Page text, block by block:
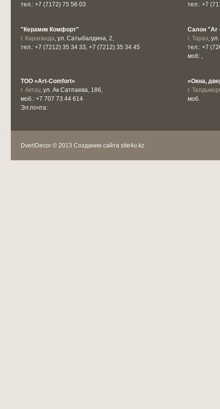
тел.: +7 (7172) 75 56 03
тел.: +7
"Керамик Комфорт"
г. Караганда , ул. Сатыбалдина, 2,
тел.: +7 (7212) 35 34 33, +7 (7212) 35 34 45
Салон "Ar
г. Тараз ,
тел.: +7
моб: ,
ТОО «Аrt-Comfort»
г. Актау, ул. Ак Сатпаева, 186,
моб.: +7 707 73 44 614
Эл.почта:
«Окна,
г.
моб.
DveriDecor © 2013 Создание сайта site4u.kz